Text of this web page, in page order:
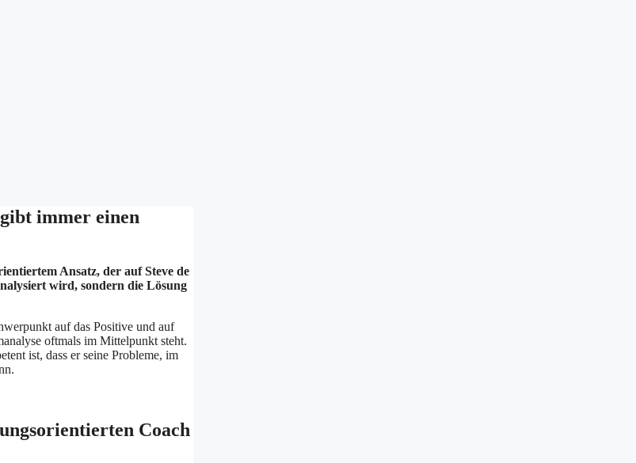
immer einen
Ansatz, der auf Steve de
wird, sondern die Lösung
auf das Positive und auf
oftmals im Mittelpunkt steht.
ist, dass er seine Probleme, im
Coach